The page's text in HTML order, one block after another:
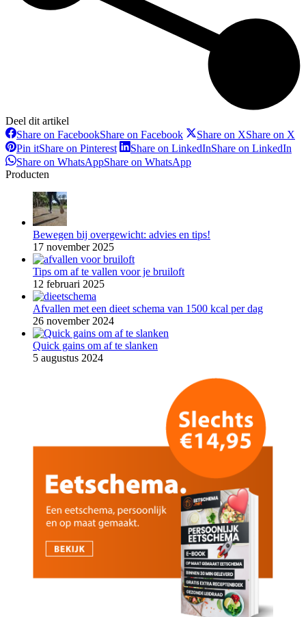
Deel dit artikel
Share on FacebookShare on Facebook Share on XShare on X
Pin itShare on Pinterest Share on LinkedInShare on LinkedIn
Share on WhatsAppShare on WhatsApp
Producten
Bewegen bij overgewicht: advies en tips!
17 november 2025
Tips om af te vallen voor je bruiloft
12 februari 2025
Afvallen met een dieet schema van 1500 kcal per dag
26 november 2024
Quick gains om af te slanken
5 augustus 2024